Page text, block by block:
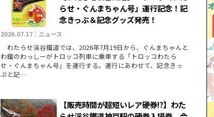
らせ・ぐんまちゃん号」運行記念！記
念きっぷ＆記念グッズ発売！
2026.07.17｜ニュース
わたらせ渓谷鐵道では、2026年7月19日から、ぐんまちゃんと
わ鐵のわっしーがトロッコ列車に乗車する「トロッコわたら
せ・ぐんまちゃん号」を運行する。運行にあわせて、記念きっ
ぷと記…
【販売時間が超短いレア硬券⁉】わた